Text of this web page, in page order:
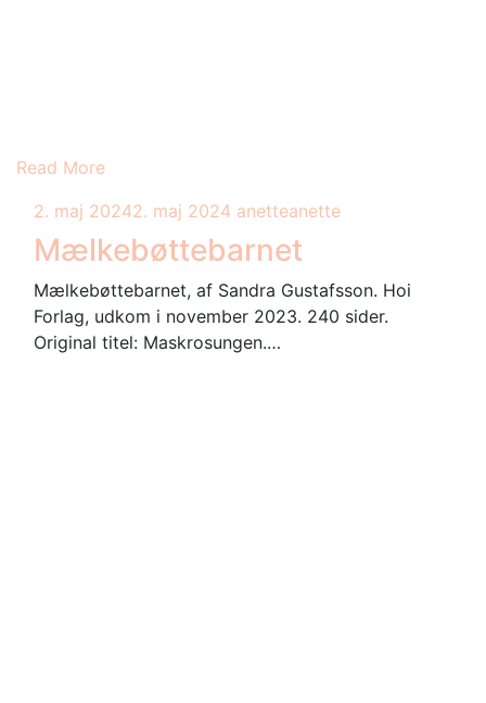
Read More
2. maj 20242. maj 2024 anetteanette
Mælkebøttebarnet
Mælkebøttebarnet, af Sandra Gustafsson. Hoi
Forlag, udkom i november 2023. 240 sider.
Original titel: Maskrosungen.…